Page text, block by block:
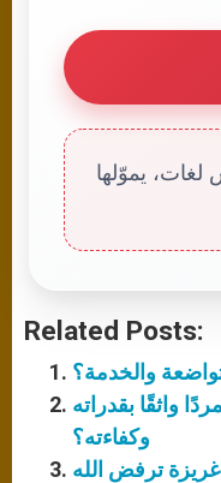
يموّلها
Related Posts:
والخدمة؟
واثقًا بقدراته
وكفاءته؟
ترفض الله